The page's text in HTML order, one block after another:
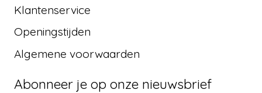
Klantenservice
Openingstijden
Algemene voorwaarden
Abonneer je op onze nieuwsbrief